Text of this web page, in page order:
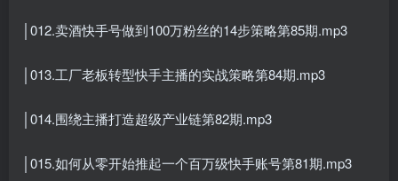
│012.卖酒快手号做到100万粉丝的14步策略第85期.mp3
│013.工厂老板转型快手主播的实战策略第84期.mp3
│014.围绕主播打造超级产业链第82期.mp3
│015.如何从零开始推起一个百万级快手账号第81期.mp3